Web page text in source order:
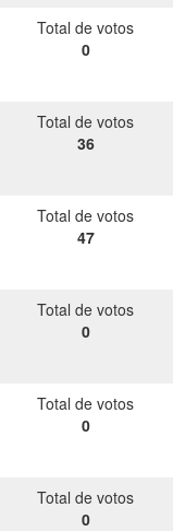
Total de votos
0
Total de votos
36
Total de votos
47
Total de votos
0
Total de votos
0
Total de votos
0